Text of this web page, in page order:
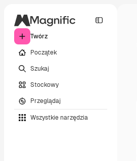
Twórz
Początek
Szukaj
Stockowy
Przeglądaj
Wszystkie narzędzia